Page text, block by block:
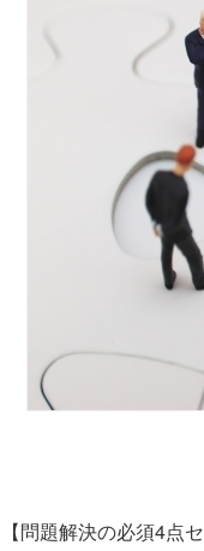
【問題解決の必須4点セ